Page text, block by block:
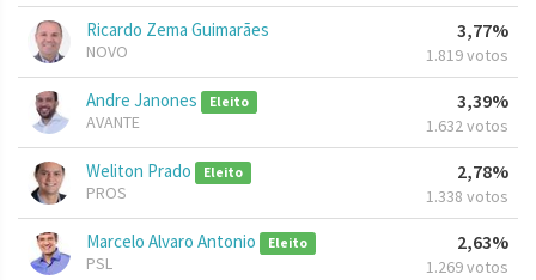
Ricardo Zema Guimarães
NOVO
3,77%
1.819 votos
Andre Janones Eleito
AVANTE
3,39%
1.632 votos
Weliton Prado Eleito
PROS
2,78%
1.338 votos
Marcelo Alvaro Antonio Eleito
PSL
2,63%
1.269 votos